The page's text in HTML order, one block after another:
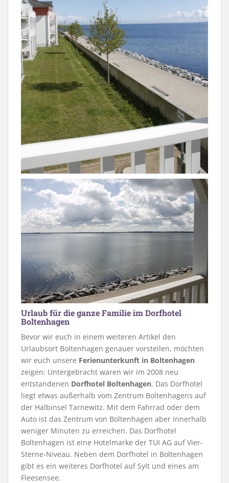
Urlaub für die ganze Familie im Dorfhotel
Boltenhagen
Bevor wir euch in einem weiteren Artikel den
Urlaubsort Boltenhagen genauer vorstellen, möchten
wir euch unsere Ferienunterkunft in Boltenhagen
zeigen: Untergebracht waren wir im 2008 neu
entstandenen Dorfhotel Boltenhagen. Das Dorfhotel
liegt etwas außerhalb vom Zentrum Boltenhagens auf
der Halbinsel Tarnewitz. Mit dem Fahrrad oder dem
Auto ist das Zentrum von Boltenhagen aber innerhalb
weniger Minuten zu erreichen. Das Dorfhotel
Boltenhagen ist eine Hotelmarke der TUI AG auf Vier-
Sterne-Niveau. Neben dem Dorfhotel in Boltenhagen
gibt es ein weiteres Dorfhotel auf Sylt und eines am
Fleesensee.